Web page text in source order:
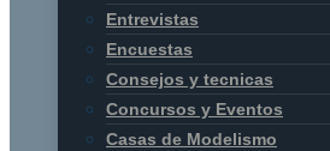
Entrevistas
Encuestas
Consejos y tecnicas
Concursos y Eventos
Casas de Modelismo